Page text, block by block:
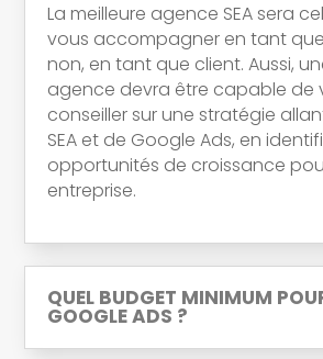
La meilleure agence SEA sera
vous accompagner en tant
non, en tant que client. Aussi,
agence devra être capable de
conseiller sur une stratégie
SEA et de Google Ads, en
opportunités de croissance
entreprise.
QUEL BUDGET MINIMUM
GOOGLE ADS ?